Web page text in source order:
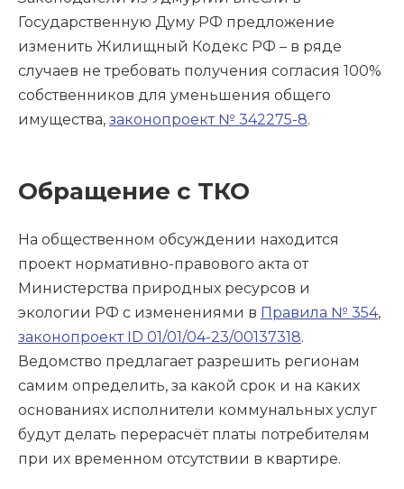
Государственную Думу РФ предложение
изменить Жилищный Кодекс РФ – в ряде
случаев не требовать получения согласия 100%
собственников для уменьшения общего
имущества, законопроект № 342275-8.
Обращение с ТКО
На общественном обсуждении находится
проект нормативно-правового акта от
Министерства природных ресурсов и
экологии РФ с изменениями в Правила № 354,
законопроект ID 01/01/04-23/00137318.
Ведомство предлагает разрешить регионам
самим определить, за какой срок и на каких
основаниях исполнители коммунальных услуг
будут делать перерасчёт платы потребителям
при их временном отсутствии в квартире.